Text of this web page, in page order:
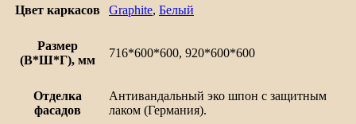
Цвет каркасов Graphite, Белый
Размер
(В*Ш*Г), мм
716*600*600, 920*600*600
Отделка
фасадов
Антивандальный эко шпон с защитным
лаком (Германия).